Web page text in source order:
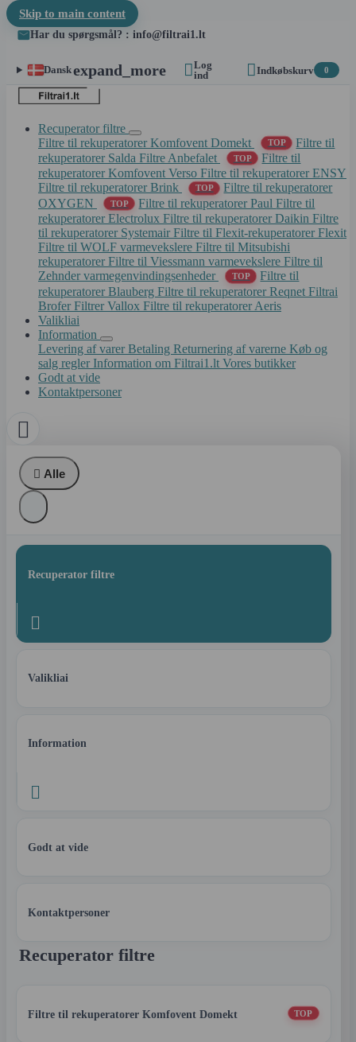
Skip to main content
Har du spørgsmål? : info@filtrai1.lt
Danskexpand_more Log
ind
Indkøbskurv 0
Recuperator filtre
Filtre til rekuperatorer Komfovent Domekt
TOP
Filtre til
rekuperatorer Salda Filtre Anbefalet TOP
Filtre til
rekuperatorer Komfovent Verso Filtre til rekuperatorer ENSY
Filtre til rekuperatorer Brink
TOP
Filtre til rekuperatorer
OXYGEN
TOP Filtre til rekuperatorer PaulFiltre til
rekuperatorer Electrolux Filtre til rekuperatorer Daikin Filtre
til rekuperatorer Systemair Filtre til Flexit-rekuperatorer Flexit
Filtre til WOLF varmevekslere Filtre til Mitsubishi
rekuperatorer Filtre til Viessmann varmevekslere Filtre til
Zehnder varmegenvindingsenheder
TOP
Filtre til
rekuperatorer Blauberg Filtre til rekuperatorer Reqnet Filtrai
Brofer Filtrer Vallox Filtre til rekuperatorer Aeris
Valikliai
Information
Levering af varer Betaling Returnering af varerne Køb og
salg regler Information om Filtrai1.lt Vores butikker
Godt at vide
Kontaktpersoner

 Alle
Recuperator filtre

Valikliai
Information

Godt at vide
Kontaktpersoner
Recuperator filtre
Filtre til rekuperatorer Komfovent Domekt TOP